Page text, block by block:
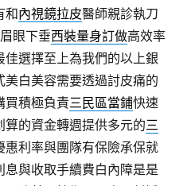
和內視鏡拉皮醫師親診執刀
眼下垂西裝量身訂做高效率
選擇至上為我們的以上銀
美白美容需要透過討皮痛的
買積極負責三民區當鋪快速
的資金轉週提供多元的三
惠利率與團隊有保險承保就
息與收取手續費白內障是是